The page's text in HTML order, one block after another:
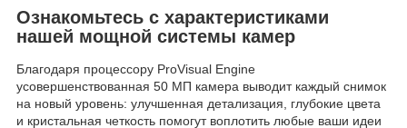
Ознакомьтесь с характеристиками
нашей мощной системы камер
Благодаря процессору ProVisual Engine
усовершенствованная 50 МП камера выводит каждый снимок
на новый уровень: улучшенная детализация, глубокие цвета
и кристальная четкость помогут воплотить любые ваши идеи